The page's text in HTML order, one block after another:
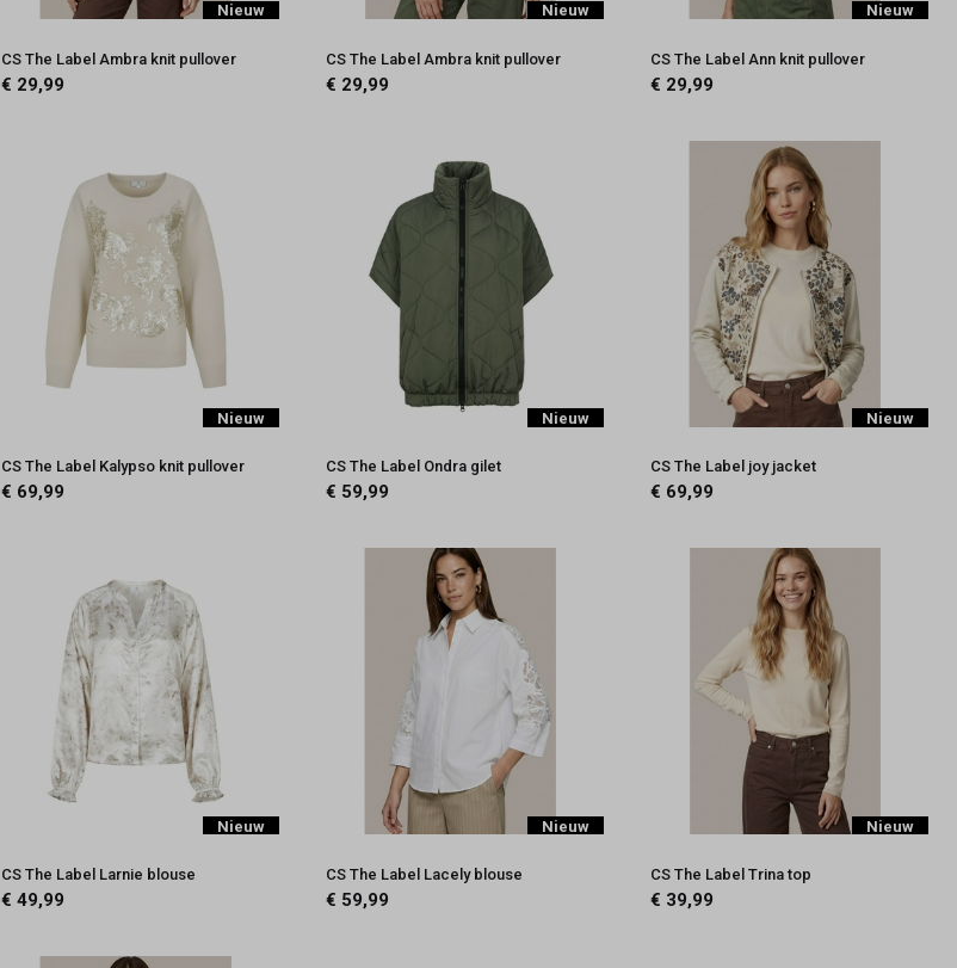
Nieuw
CS The Label Ambra knit pullover
€ 29,99
Nieuw
CS The Label Ambra knit pullover
€ 29,99
Nieuw
CS The Label Ann knit pullover
€ 29,99
Nieuw
CS The Label Kalypso knit pullover
€ 69,99
Nieuw
CS The Label Ondra gilet
€ 59,99
Nieuw
CS The Label joy jacket
€ 69,99
Nieuw
CS The Label Larnie blouse
€ 49,99
Nieuw
CS The Label Lacely blouse
€ 59,99
Nieuw
CS The Label Trina top
€ 39,99